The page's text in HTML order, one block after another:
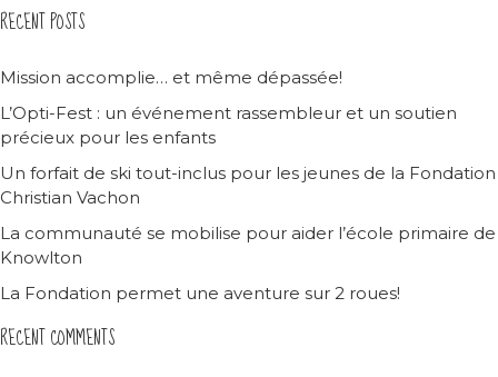
RECENT POSTS
Mission accomplie… et même dépassée!
L’Opti-Fest : un événement rassembleur et un soutien
précieux pour les enfants
Un forfait de ski tout-inclus pour les jeunes de la Fondation
Christian Vachon
La communauté se mobilise pour aider l’école primaire de
Knowlton
La Fondation permet une aventure sur 2 roues!
RECENT COMMENTS